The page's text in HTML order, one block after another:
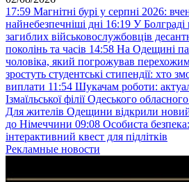
17:59 Магнітні бурі у серпні 2026:
найнебезпечніші дні 16:19 У Болграді
загиблих військовослужбовців
поколінь та часів 14:58 На Одещині
чоловіка, який погрожував
зростуть студентські стипендії: хто
виплати 11:54 Шукачам роботи:
Ізмаїльської філії Одеського
Для жителів Одещини відкрили
до Німеччини 09:08 Особиста
інтерактивний квест для підлітків
Рекламные новости